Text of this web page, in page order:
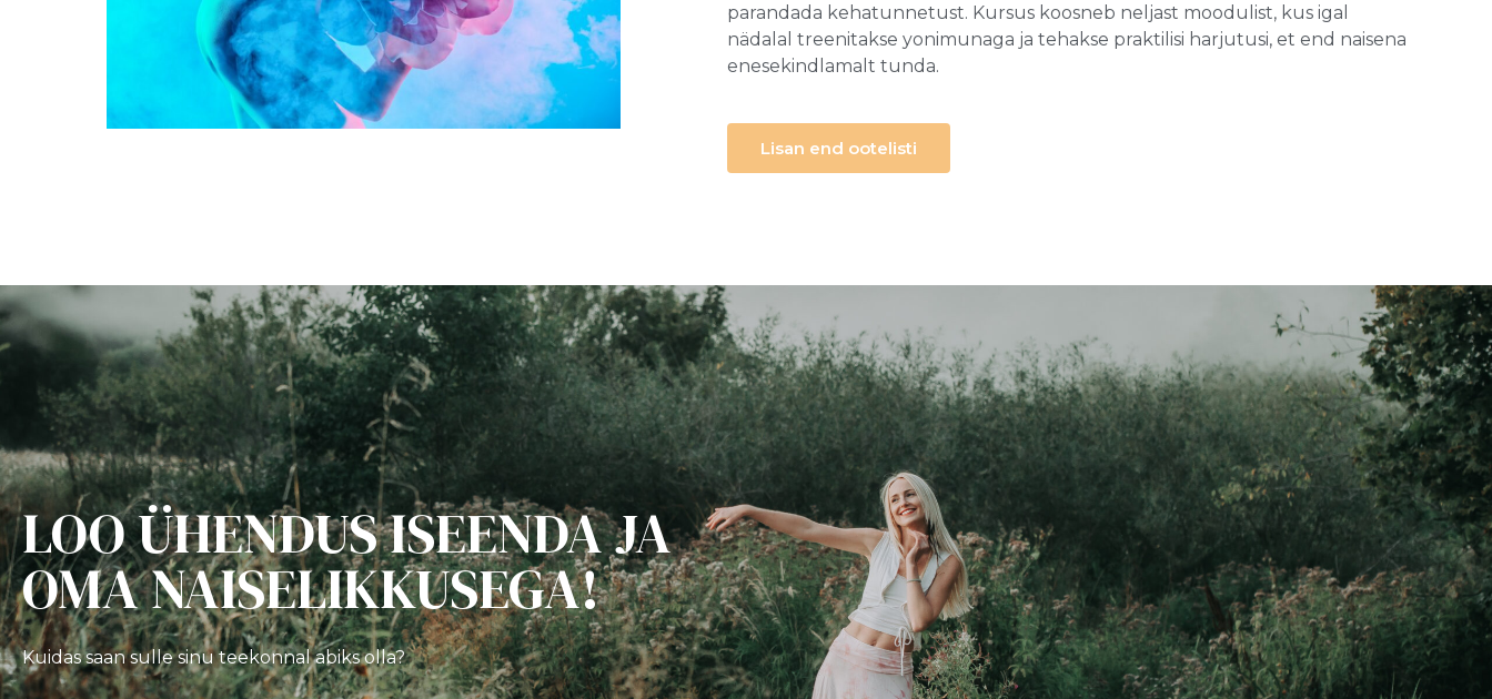
parandada kehatunnetust. Kursus koosneb neljast moodulist, kus igal
nädalal treenitakse yonimunaga ja tehakse praktilisi harjutusi, et end naisena
enesekindlamalt tunda.
Lisan end ootelisti
LOO ÜHENDUS ISEENDA JA
OMA NAISELIKKUSEGA!
Kuidas saan sulle sinu teekonnal abiks olla?